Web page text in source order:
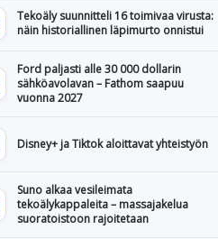
Tekoäly suunnitteli 16 toimivaa virusta:
näin historiallinen läpimurto onnistui
Ford paljasti alle 30 000 dollarin
sähköavolavan – Fathom saapuu
vuonna 2027
Disney+ ja Tiktok aloittavat yhteistyön
Suno alkaa vesileimata
tekoälykappaleita – massajakelua
suoratoistoon rajoitetaan